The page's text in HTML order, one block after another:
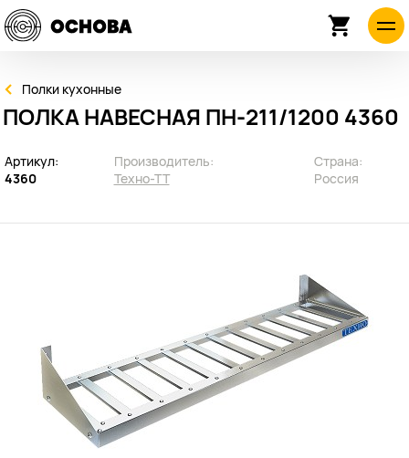
Полки кухонные
ПОЛКА НАВЕСНАЯ ПН-211/1200 4360
Артикул:
4360
Производитель:
Техно-ТТ
Страна:
Россия